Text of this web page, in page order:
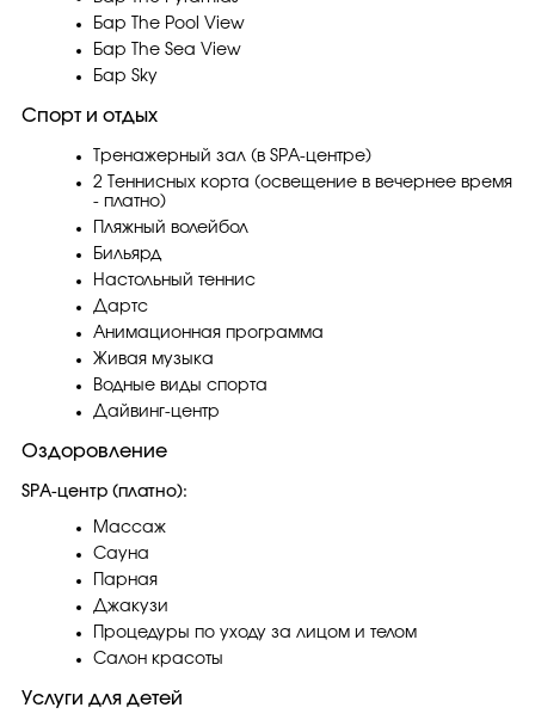
Бар The Pool View
Бар The Sea View
Бар Sky
Спорт и отдых
Тренажерный зал (в SPA-центре)
2 Теннисных корта (освещение в вечернее время
- платно)
Пляжный волейбол
Бильярд
Настольный теннис
Дартс
Анимационная программа
Живая музыка
Водные виды спорта
Дайвинг-центр
Оздоровление
SPA-центр (платно):
Массаж
Сауна
Парная
Джакузи
Процедуры по уходу за лицом и телом
Салон красоты
Услуги для детей